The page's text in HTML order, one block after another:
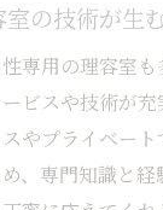
の技術が生
専用の理容室
ビスや技術が
やプライベー
、専門知識と